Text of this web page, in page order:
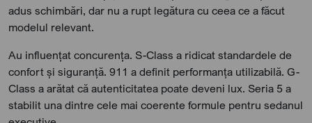
adus schimbări, dar nu a rupt legătura cu ceea ce a făcut
modelul relevant.
Au influențat concurența. S-Class a ridicat standardele de
confort și siguranță. 911 a definit performanța utilizabilă. G-
Class a arătat că autenticitatea poate deveni lux. Seria 5 a
stabilit una dintre cele mai coerente formule pentru sedanul